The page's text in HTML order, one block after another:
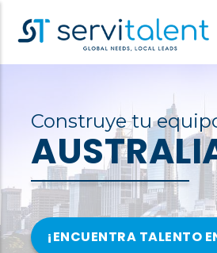
principal
Construye tu
¡ENCUENTRA TALENTO